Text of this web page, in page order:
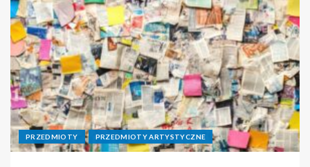
PRZEDMIOTY PRZEDMIOTY ARTYSTYCZNE